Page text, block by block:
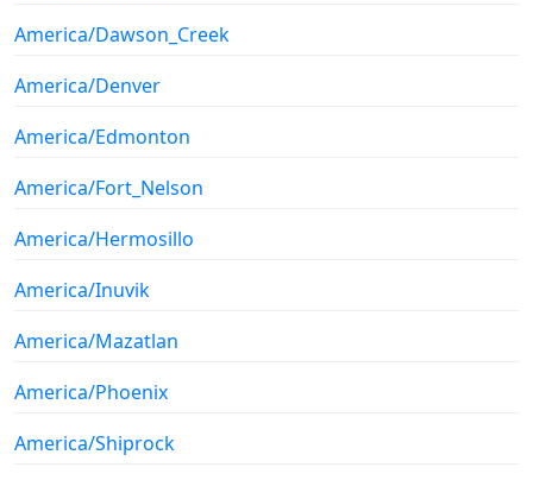
America/Dawson_Creek
America/Denver
America/Edmonton
America/Fort_Nelson
America/Hermosillo
America/Inuvik
America/Mazatlan
America/Phoenix
America/Shiprock